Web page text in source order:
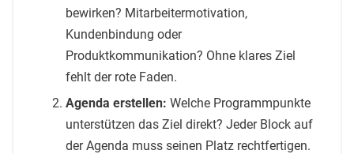
bewirken? Mitarbeitermotivation,
Kundenbindung oder
Produktkommunikation? Ohne klares Ziel
fehlt der rote Faden.
Agenda erstellen: Welche Programmpunkte
unterstützen das Ziel direkt? Jeder Block auf
der Agenda muss seinen Platz rechtfertigen.